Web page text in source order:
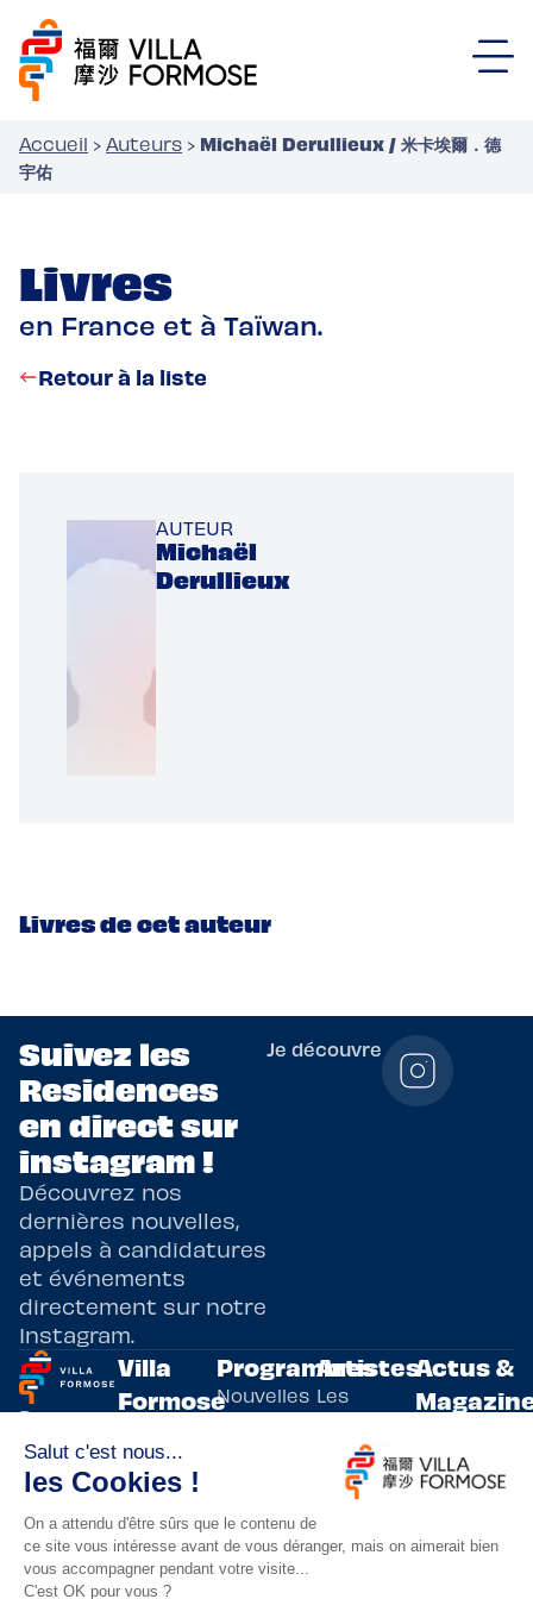
Accueil › Auteurs › Michaël Derullieux / 米卡埃爾．德
宇佑
Livres
en France et à Taïwan.
Retour à la liste
AUTEUR
Michaël
Derullieux
Livres de cet auteur
Suivez les
Residences
en direct sur
instagram !
Découvrez nos
dernières nouvelles,
appels à candidatures
et événements
directement sur notre
Instagram.
Je découvre
Programmes
de
résidences
artistiques
bilatérales,
entre la
France et
Taïwan.
Villa
Formose
Adoptez
un artiste
Lieux de
résidence
Programmes
Nouvelles
écritures
Arts
vivants
innovants
Artistes
Les
artistes
résidents
Evènements
Actus &